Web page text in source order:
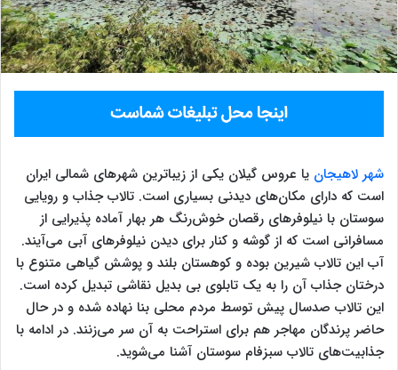
شهر لاهیجان یا عروس گیلان یکی از زیباترین شهرهای شمالی ایران
است که دارای مکان‌های دیدنی بسیاری است. تالاب جذاب و رویایی
سوستان با نیلوفرهای رقصان خوش‌رنگ هر بهار آماده پذیرایی از
مسافرانی است که از گوشه و کنار برای دیدن نیلوفرهای آبی می‌آیند.
آب این تالاب شیرین بوده و کوهستان بلند و پوشش گیاهی متنوع با
درختان جذاب آن را به یک تابلوی بی بدیل نقاشی تبدیل کرده ‌‌است.
این تالاب صدسال پیش توسط مردم محلی بنا نهاده شده و در حال
حاضر پرندگان مهاجر هم برای استراحت به آن سر می‌زنند‌. در ادامه با
جذابیت‌های تالاب سبزفام سوستان آشنا می‌شوید.